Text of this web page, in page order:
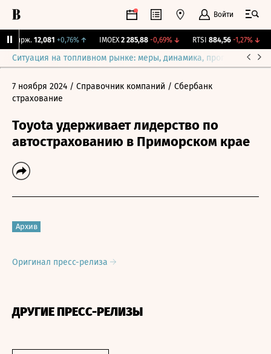
Войти
Бирж. 12,081 +0,76%↑ IMOEX 2 285,88 -0,69%↓ RTSI 884,56 -1,27%↓
Ситуация на топливном рынке: меры, динамика, прогнозы
7 ноября 2024 / Справочник компаний / Сбербанк
страхование
Toyota удерживает лидерство по
автострахованию в Приморском крае
Архив
Оригинал пресс-релиза
ДРУГИЕ ПРЕСС-РЕЛИЗЫ